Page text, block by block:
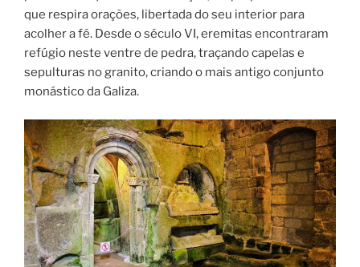
que respira orações, libertada do seu interior para
acolher a fé. Desde o século VI, eremitas encontraram
refúgio neste ventre de pedra, traçando capelas e
sepulturas no granito, criando o mais antigo conjunto
monástico da Galiza.